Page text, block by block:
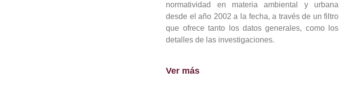
normatividad en materia ambiental y urbana
desde el año 2002 a la fecha, a través de un filtro
que ofrece tanto los datos generales, como los
detalles de las investigaciones.
Ver más